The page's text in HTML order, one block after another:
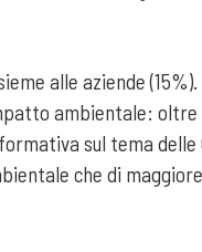
alle aziende (15%).
ambientale: oltre
sul tema delle
che di